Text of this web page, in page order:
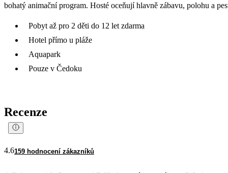
bohatý animační program. Hosté oceňují hlavně zábavu, polohu a
Pobyt až pro 2 děti do 12 let zdarma
Hotel přímo u pláže
Aquapark
Pouze v Čedoku
Recenze
4.6159 hodnocení zákazníků